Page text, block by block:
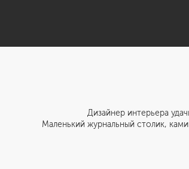
Дизайнер интерьера удачно
Маленький журнальный столик,